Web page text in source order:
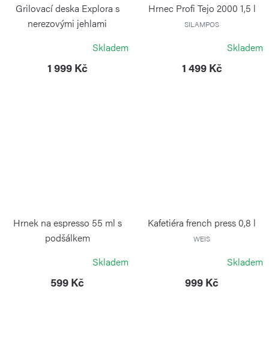
Grilovací deska Explora s
nerezovými jehlami
Skladem
1 999 Kč
Hrnec Profi Tejo 2000 1,5 l
SILAMPOS
Skladem
1 499 Kč
Hrnek na espresso 55 ml s
podšálkem
Skladem
599 Kč
Kafetiéra french press 0,8 l
WEIS
Skladem
999 Kč